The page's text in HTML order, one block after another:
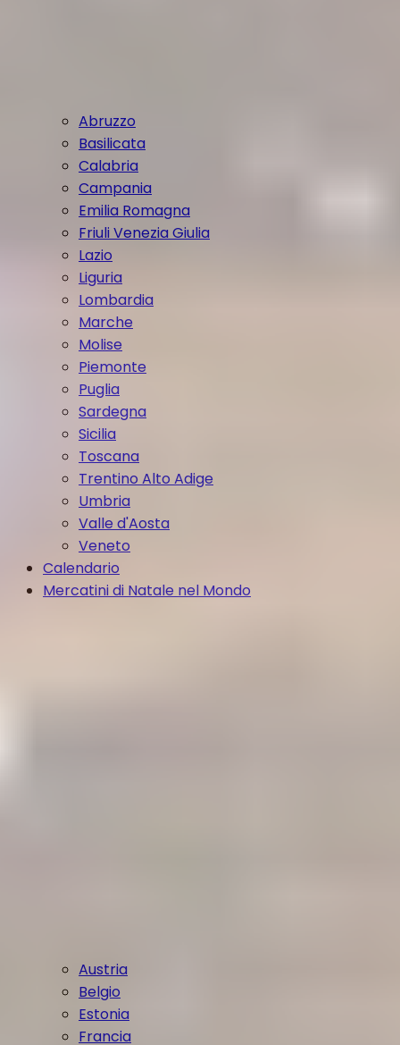
Abruzzo
Basilicata
Calabria
Campania
Emilia Romagna
Friuli Venezia Giulia
Lazio
Liguria
Lombardia
Marche
Molise
Piemonte
Puglia
Sardegna
Sicilia
Toscana
Trentino Alto Adige
Umbria
Valle d'Aosta
Veneto
Calendario
Mercatini di Natale nel Mondo
Austria
Belgio
Estonia
Francia